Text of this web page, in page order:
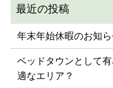
年末年始休暇のお知
ベッドタウンとして
適なエリア？